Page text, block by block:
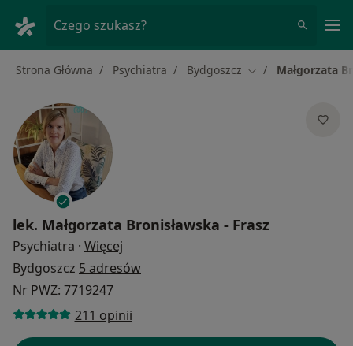
Czego szukasz?
Strona Główna Psychiatra Bydgoszcz Zmień miasto
Małgorzata
lek. Małgorzata Bronisławska - Frasz
Psychiatra · Więcej
Bydgoszcz 5 adresów
Nr PWZ: 7719247
211 opinii